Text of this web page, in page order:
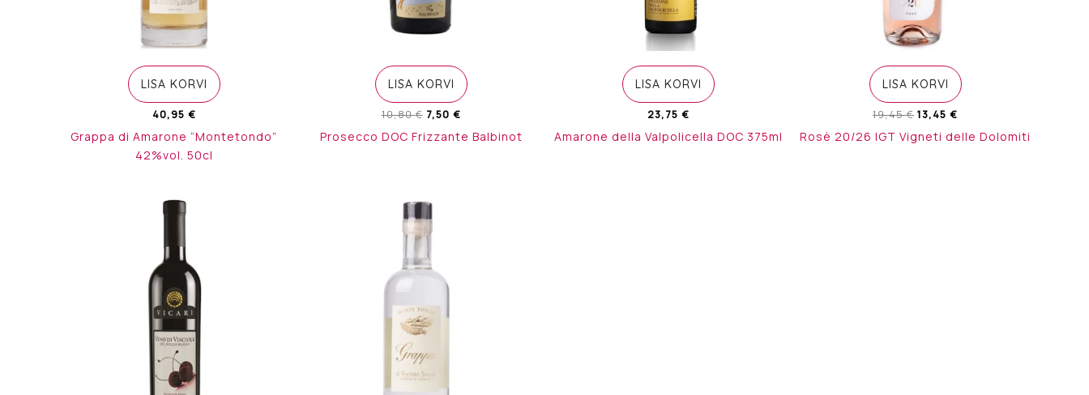
LISA KORVI
40,95 €
Grappa di Amarone “Montetondo”
42%vol. 50cl
LISA KORVI
10,80€ Algne
oli:
7,50 €Current
is:
Prosecco DOC Frizzante Balbinot
LISA KORVI
23,75 €
Amarone della Valpolicella DOC 375ml
LISA KORVI
19,45€ Algne
oli:
13,45 €
is:
Rosè 20/26 IGT Vigneti delle Dolomiti